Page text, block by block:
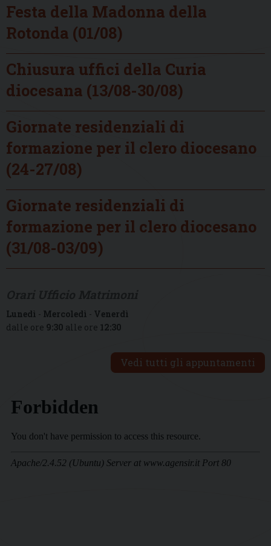
Festa della Madonna della
Rotonda (01/08)
Chiusura uffici della Curia
diocesana (13/08-30/08)
Giornate residenziali di
formazione per il clero diocesano
(24-27/08)
Giornate residenziali di
formazione per il clero diocesano
(31/08-03/09)
Lunedì - Mercoledì - Venerdì
dalle ore 9:30 alle ore 12:30
Vedi tutti gli appuntamenti